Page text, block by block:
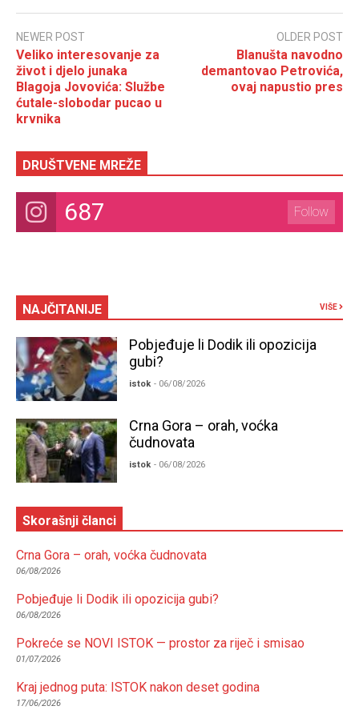
NEWER POST
Veliko interesovanje za
život i djelo junaka
Blagoja Jovovića: Službe
ćutale-slobodar pucao u
krvnika
OLDER POST
Blanušta navodno
demantovao Petrovića,
ovaj napustio pres
DRUŠTVENE MREŽE
687 Follow
NAJČITANIJE VIŠE
Pobjeđuje li Dodik ili opozicija
gubi?
istok - 06/08/2026
Crna Gora – orah, voćka
čudnovata
istok - 06/08/2026
Skorašnji članci
Crna Gora – orah, voćka čudnovata
06/08/2026
Pobjeđuje li Dodik ili opozicija gubi?
06/08/2026
Pokreće se NOVI ISTOK — prostor za riječ i smisao
01/07/2026
Kraj jednog puta: ISTOK nakon deset godina
17/06/2026